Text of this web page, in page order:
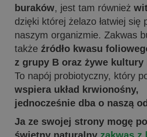
buraków, jest tam również
dzięki której żelazo łatwiej się
naszym organizmie. Zakwas
także źródło kwasu
z grupy B oraz żywe kultury
To napój probiotyczny, który
wspiera układ krwionośny,
jednocześnie dba o naszą
Ja ze swojej strony mogę